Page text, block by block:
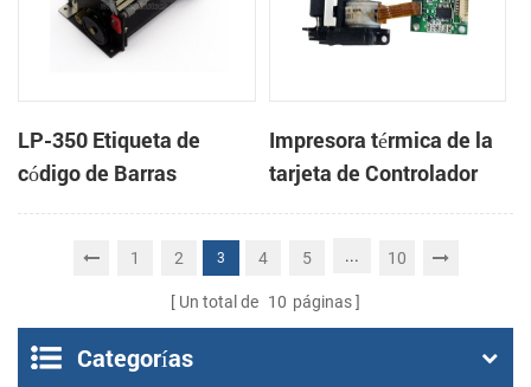
LP-350 Etiqueta de
código de Barras
Impresora Mecanismo
Impresora térmica de la
tarjeta de Controlador
DB-100
1 2 3 4 5 ... 10
Un total de 10 páginas
Categorías